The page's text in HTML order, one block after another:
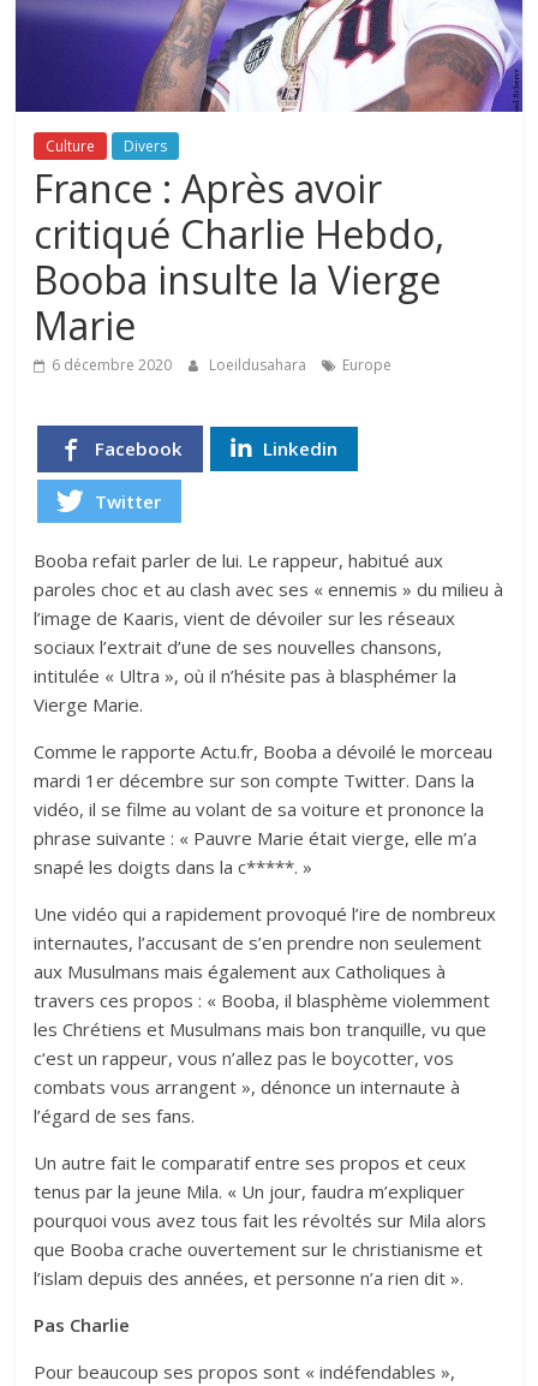
Culture Divers
France : Après avoir
critiqué Charlie Hebdo,
Booba insulte la Vierge
Marie
6 décembre 2020 Loeildusahara Europe
Facebook Linkedin
Twitter
Booba refait parler de lui. Le rappeur, habitué aux
paroles choc et au clash avec ses « ennemis » du milieu à
l’image de Kaaris, vient de dévoiler sur les réseaux
sociaux l’extrait d’une de ses nouvelles chansons,
intitulée « Ultra », où il n’hésite pas à blasphémer la
Vierge Marie.
Comme le rapporte Actu.fr, Booba a dévoilé le morceau
mardi 1er décembre sur son compte Twitter. Dans la
vidéo, il se filme au volant de sa voiture et prononce la
phrase suivante : « Pauvre Marie était vierge, elle m’a
snapé les doigts dans la c*****. »
Une vidéo qui a rapidement provoqué l’ire de nombreux
internautes, l’accusant de s’en prendre non seulement
aux Musulmans mais également aux Catholiques à
travers ces propos : « Booba, il blasphème violemment
les Chrétiens et Musulmans mais bon tranquille, vu que
c‘est un rappeur, vous n’allez pas le boycotter, vos
combats vous arrangent », dénonce un internaute à
l’égard de ses fans.
Un autre fait le comparatif entre ses propos et ceux
tenus par la jeune Mila. « Un jour, faudra m’expliquer
pourquoi vous avez tous fait les révoltés sur Mila alors
que Booba crache ouvertement sur le christianisme et
l’islam depuis des années, et personne n’a rien dit ».
Pas Charlie
Pour beaucoup ses propos sont « indéfendables »,